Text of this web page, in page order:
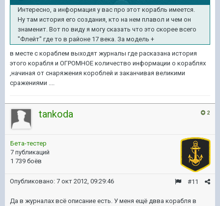
Интересно, а информация у вас про этот корабль имеется.
Ну там история его создания, кто на нем плавол и чем он
знаменит. Вот по виду я могу сказать что это скорее всего
"Флейт" где то в районе 17 века. За модель +
в месте с кораблем выходят журналы где расказана история
этого корабля и ОГРОМНОЕ количество информации о кораблях
,начиная от снаряжения короблей и заканчивая великими
сражениями ....
2
tankoda
Бета-тестер
7 публикаций
1 739 боёв
#11
Опубликовано: 7 окт 2012, 09:29:46
Да в журналах всё описание есть. У меня ещё двва корабля в